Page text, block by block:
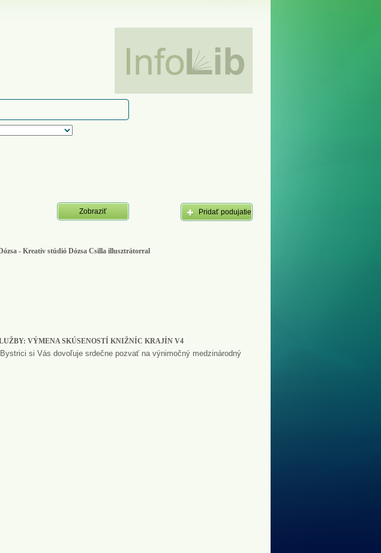
Pridať podujatie
- Kreatív stúdió Dózsa Csilla illusztrátorral
VÝMENA SKÚSENOSTÍ KNIŽNÍC KRAJÍN V4
si Vás dovoľuje srdečne pozvať na výnimočný medzinárodný